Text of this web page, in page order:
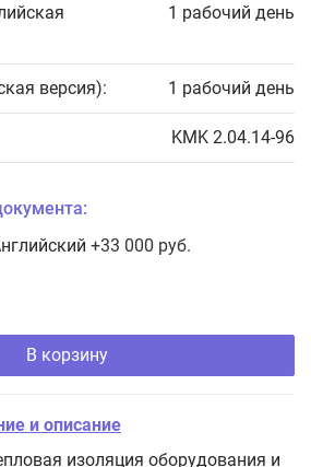
1 рабочий день
версия): 1 рабочий день
KMK 2.04.14-96
+33 000 руб.
В корзину
и описание
изоляция оборудования и